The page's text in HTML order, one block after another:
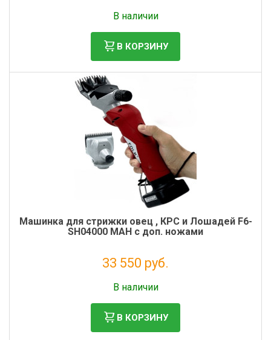
В наличии
В КОРЗИНУ
Машинка для стрижки овец , КРС и Лошадей F6-
SH04000 MAH с доп. ножами
33 550 руб.
В наличии
В КОРЗИНУ